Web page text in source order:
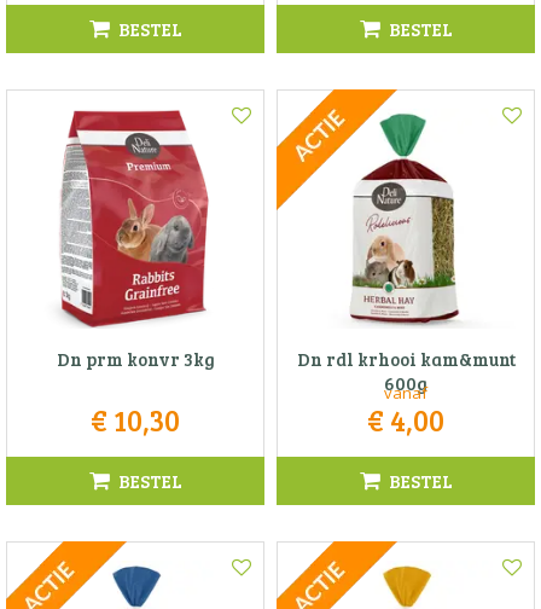
BESTEL BESTEL
Dn prm konvr 3kg
€ 10,30
BESTEL
Dn rdl krhooi kam&munt
600g
vanaf
€ 4,00
BESTEL